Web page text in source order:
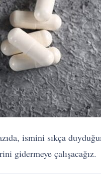
ismini sıkça
gidermeye çalışacağız.